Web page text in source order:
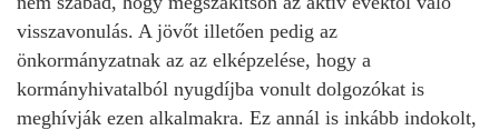
visszavonulás. A jövőt illetően pedig az
önkormányzatnak az az elképzelése, hogy a
kormányhivatalból nyugdíjba vonult dolgozókat is
meghívják ezen alkalmakra. Ez annál is inkább indokolt,